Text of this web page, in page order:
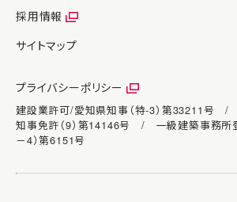
採用情報
サイトマップ
プライバシーポリシー
建設業許可/愛知県知事（特-3）第33211号
知事免許（9）第14146号 / 一級建築事務所
－4）第6151号